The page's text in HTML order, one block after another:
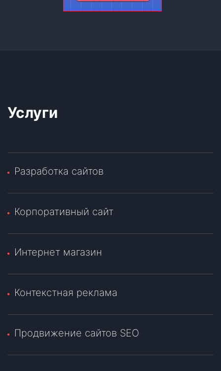
Услуги
Разработка сайтов
Корпоративный сайт
Интернет магазин
Контекстная реклама
Продвижение сайтов SEO